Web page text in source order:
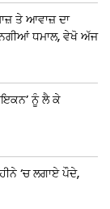
ਤੇ ਆਵਾਜ਼ ਦਾ
ਧਮਾਲ, ਵੇਖੋ ਅੱਜ
ਨੂੰ ਲੈ ਕੇ
‘ਚ ਲਗਾਏ ਪੌਦੇ,